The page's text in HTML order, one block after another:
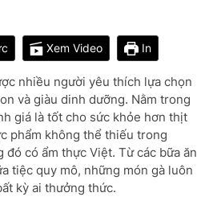
Xem Video In
nhiều người yêu thích lựa chọn
và giàu dinh dưỡng. Nằm trong
giá là tốt cho sức khỏe hơn thịt
phẩm không thể thiếu trong
có ẩm thực Việt. Từ các bữa ăn
tiệc quy mô, những món gà luôn
kỳ ai thưởng thức.